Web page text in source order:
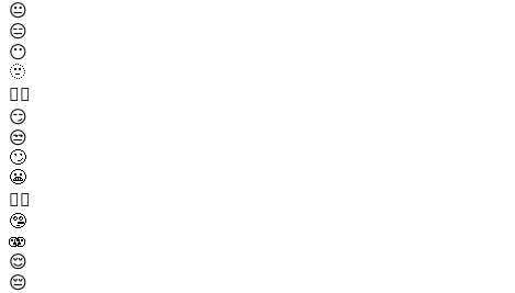
😐
😑
😶
🫥
😶‍🌫️
😏
😒
🙄
😬
😮‍💨
🤥
🫨
😌
😔